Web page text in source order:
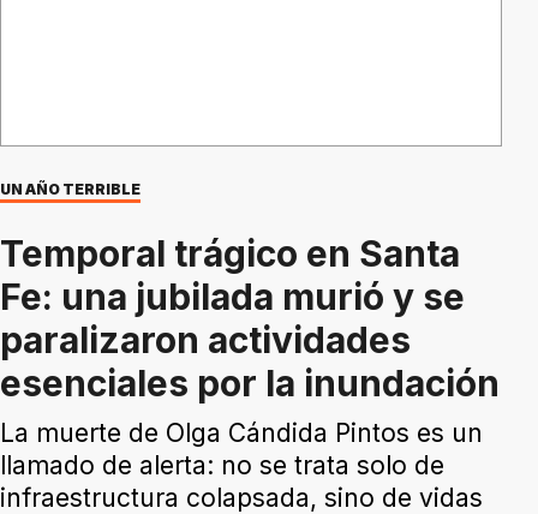
UN AÑO TERRIBLE
Temporal trágico en Santa
Fe: una jubilada murió y se
paralizaron actividades
esenciales por la inundación
La muerte de Olga Cándida Pintos es un
llamado de alerta: no se trata solo de
infraestructura colapsada, sino de vidas